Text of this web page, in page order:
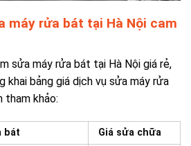
máy rửa bát tại Hà Nội cam
sửa máy rửa bát tại Hà Nội giá rẻ,
khai bảng giá dịch vụ sửa máy rửa
tham khảo:
bát Giá sửa chữa